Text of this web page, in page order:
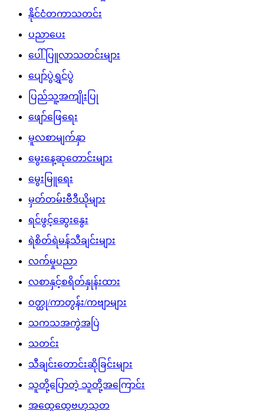
နိုင်ငံတကာသတင်း
ပညာပေး
ပေါ်ပြူလာသတင်းများ
ပျော်ပွဲရွှင်ပွဲ
ပြည်သူ့အကျိုးပြု
ဖျော်ဖြေရေး
မူလစာမျက်နှာ
မွေးနေ့ဆုတောင်းများ
မွေးမြူရေး
မှတ်တမ်းဗီဒီယိုများ
ရင်ဖွင့်ဆွေးနွေး
ရဲစိတ်ရဲမန်သီချင်းများ
လက်မှုပညာ
လစာနှင့်စရိတ်နှုန်းထား
ဝတ္ထု/ကာတွန်း/ကဗျာများ
သကသအကွဲအပြဲ
သတင်း
သီချင်းတောင်းဆိုခြင်းများ
သူတို့ပြောတဲ့ သူတို့အကြောင်း
အထွေထွေဗဟုသုတ